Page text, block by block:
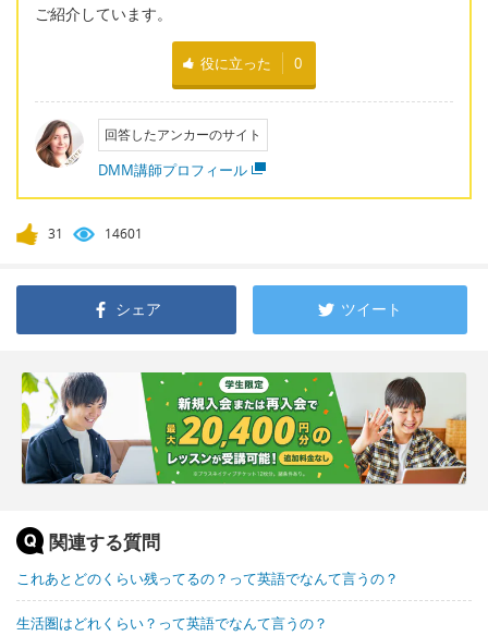
ご紹介しています。
役に立った 0
回答したアンカーのサイト
DMM講師プロフィール
31 14601
シェア ツイート
関連する質問
これあとどのくらい残ってるの？って英語でなんて言うの？
生活圏はどれくらい？って英語でなんて言うの？